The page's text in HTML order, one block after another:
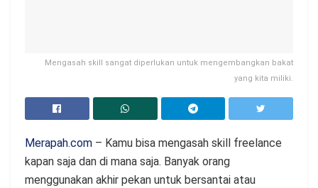
Mengasah skill sangat diperlukan untuk mengembangkan bakat
yang kita miliki.
Merapah.com – Kamu bisa mengasah skill freelance
kapan saja dan di mana saja. Banyak orang
menggunakan akhir pekan untuk bersantai atau